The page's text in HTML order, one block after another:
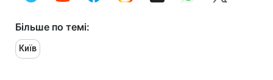
Більше по темі:
Київ